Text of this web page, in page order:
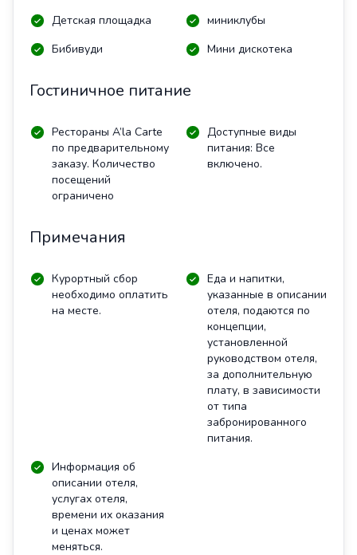
Детская площадка
миниклубы
Бибивуди
Мини дискотека
Гостиничное питание
Рестораны A’la Carte
по предварительному
заказу. Количество
посещений
ограничено
Доступные виды
питания: Все
включено.
Примечания
Курортный сбор
необходимо оплатить
на месте.
Еда и напитки,
указанные в описании
отеля, подаются по
концепции,
установленной
руководством отеля,
за дополнительную
плату, в зависимости
от типа
забронированного
питания.
Информация об
описании отеля,
услугах отеля,
времени их оказания
и ценах может
меняться.